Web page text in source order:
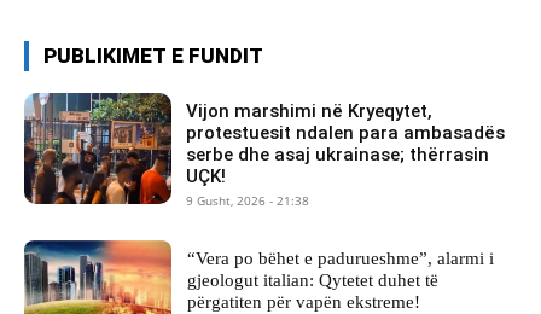
PUBLIKIMET E FUNDIT
Vijon marshimi në Kryeqytet,
protestuesit ndalen para ambasadës
serbe dhe asaj ukrainase; thërrasin
UÇK!
9 Gusht, 2026 - 21:38
“Vera po bëhet e padurueshme”, alarmi i
gjeologut italian: Qytetet duhet të
përgatiten për vapën ekstreme!